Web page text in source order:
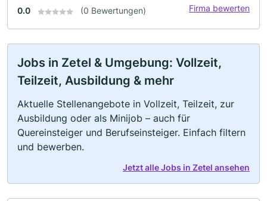
0.0 (0 Bewertungen) Firma bewerten
Jobs in Zetel & Umgebung: Vollzeit,
Teilzeit, Ausbildung & mehr
Aktuelle Stellenangebote in Vollzeit, Teilzeit, zur
Ausbildung oder als Minijob – auch für
Quereinsteiger und Berufseinsteiger. Einfach filtern
und bewerben.
Jetzt alle Jobs in Zetel ansehen